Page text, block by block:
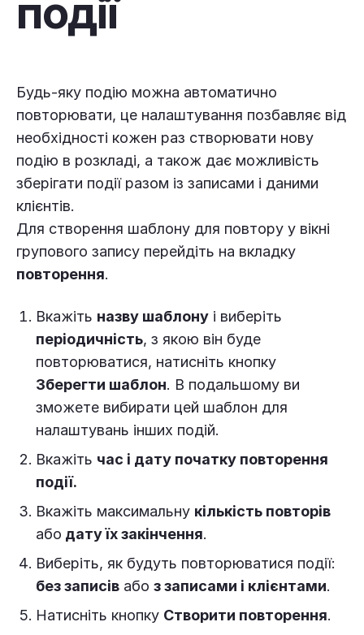
події
Будь-яку подію можна автоматично
повторювати, це налаштування позбавляє від
необхідності кожен раз створювати нову
подію в розкладі, а також дає можливість
зберігати події разом із записами і даними
клієнтів.
Для створення шаблону для повтору у вікні
групового запису перейдіть на вкладку
повторення.
Вкажіть назву шаблону і виберіть
періодичність, з якою він буде
повторюватися, натисніть кнопку
Зберегти шаблон. В подальшому ви
зможете вибирати цей шаблон для
налаштувань інших подій.
Вкажіть час і дату початку повторення
події.
Вкажіть максимальну кількість повторів
або дату їх закінчення.
Виберіть, як будуть повторюватися події:
без записів або з записами і клієнтами.
Натисніть кнопку Створити повторення.